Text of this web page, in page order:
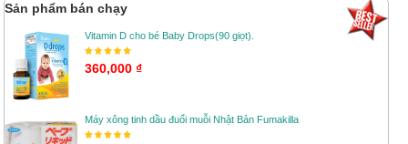
Sản phẩm bán chạy
Vitamin D cho bé Baby Drops(90 giọt).
360,000 ₫
Máy xông tinh dầu đuổi muỗi Nhật Bản Fumakilla